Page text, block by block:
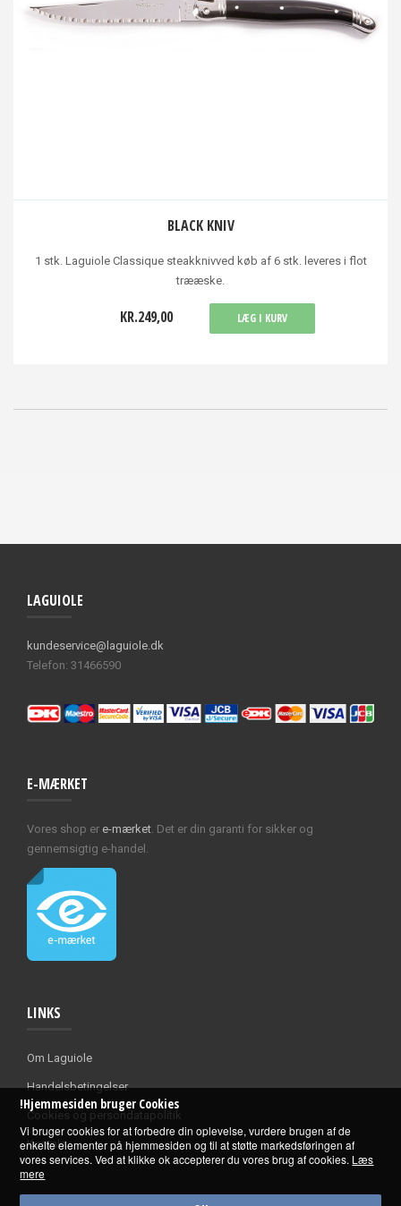
BLACK KNIV
1 stk. Laguiole Classique steakknivved køb af 6 stk. leveres i flot
trææske.
KR.249,00 LÆG I KURV
LAGUIOLE
kundeservice@laguiole.dk
Telefon: 31466590
E-MÆRKET
Vores shop er e-mærket. Det er din garanti for sikker og
gennemsigtig e-handel.
LINKS
Om Laguiole
Handelsbetingelser
Cookies og persondatapolitik
Kontakt
!Hjemmesiden bruger Cookies
Vi bruger cookies for at forbedre din oplevelse, vurdere brugen af de
enkelte elementer på hjemmesiden og til at støtte markedsføringen af
vores services. Ved at klikke ok accepterer du vores brug af cookies. Læs
mere